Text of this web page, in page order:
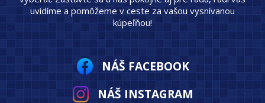
uvidíme a pomôžeme v ceste za vašou vysnívanou
kúpeľňou!
NÁŠ FACEBOOK
NÁŠ INSTAGRAM